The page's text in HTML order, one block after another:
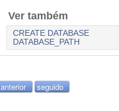
Ver também
CREATE DATABASE
DATABASE_PATH
anterior seguido